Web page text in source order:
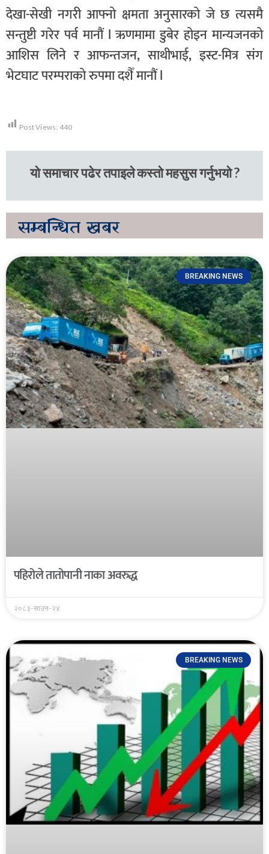
देखा-सेखी नगरी आफ्नो क्षमता अनुसारको जे छ त्यसमै
सन्तुष्टी गरेर पर्व मानौं l ऋणमामा डुबेर होइन मान्यजनको
आशिस लिने र आफन्तजन, साथीभाई, इस्ट-मित्र संग
भेटघाट परम्पराको रुपमा दशैँ मानौं l
Post Views: 440
यो समाचार पढेर तपाइले कस्तो महसुस गर्नुभयो ?
सम्बन्धित खबर
BREAKING NEWS
पहिरोले तातोपानी नाका अवरुद्ध
२०८३-साउन-२४
BREAKING NEWS